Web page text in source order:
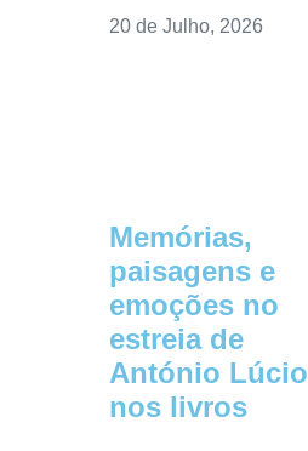
20 de Julho, 2026
Memórias,
paisagens e
emoções no
estreia de
António Lúcio
nos livros